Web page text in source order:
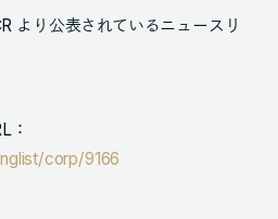
より公表されているニュースリ
：
corp/9166